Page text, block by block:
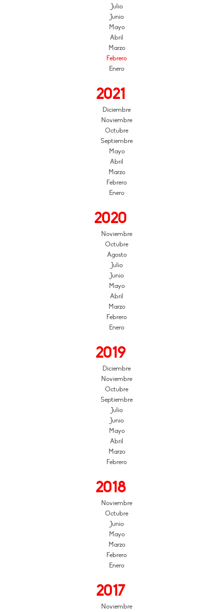
Julio
Junio
Mayo
Abril
Marzo
Febrero
Enero
2021
Diciembre
Noviembre
Octubre
Septiembre
Mayo
Abril
Marzo
Febrero
Enero
2020
Noviembre
Octubre
Agosto
Julio
Junio
Mayo
Abril
Marzo
Febrero
Enero
2019
Diciembre
Noviembre
Octubre
Septiembre
Julio
Junio
Mayo
Abril
Marzo
Febrero
2018
Noviembre
Octubre
Junio
Mayo
Marzo
Febrero
Enero
2017
Noviembre